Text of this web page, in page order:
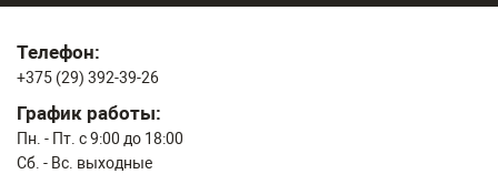
Телефон:
+375 (29) 392-39-26
График работы:
Пн. - Пт. с 9:00 до 18:00
Сб. - Вс. выходные